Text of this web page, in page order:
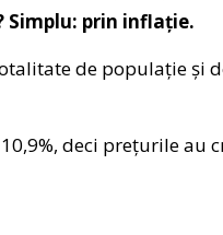
Simplu: prin inflație.
de populație și
deci prețurile au